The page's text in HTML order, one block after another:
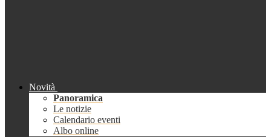
Novità
Panoramica
Le notizie
Calendario eventi
Albo online